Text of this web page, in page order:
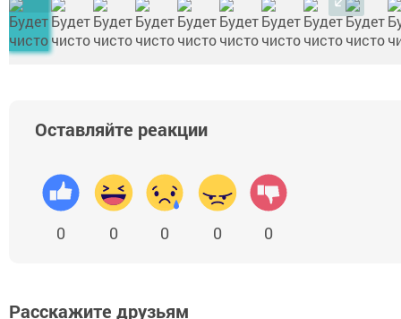
Оставляйте реакции
0 0 0 0 0
Расскажите друзьям